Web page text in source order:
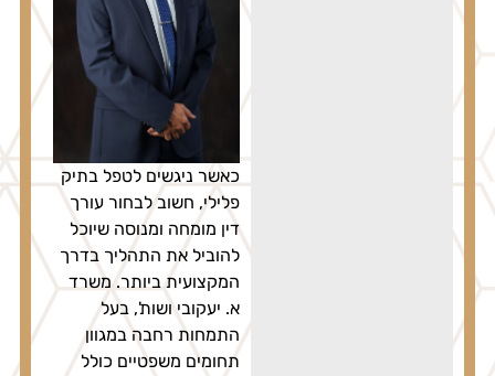
כאשר ניגשים לטפל בתיק
פלילי, חשוב לבחור עורך
דין מומחה ומנוסה שיוכל
להוביל את התהליך בדרך
המקצועית ביותר. משרד
א. יעקובי ושות', בעל
התמחות רחבה במגוון
תחומים משפטיים כולל